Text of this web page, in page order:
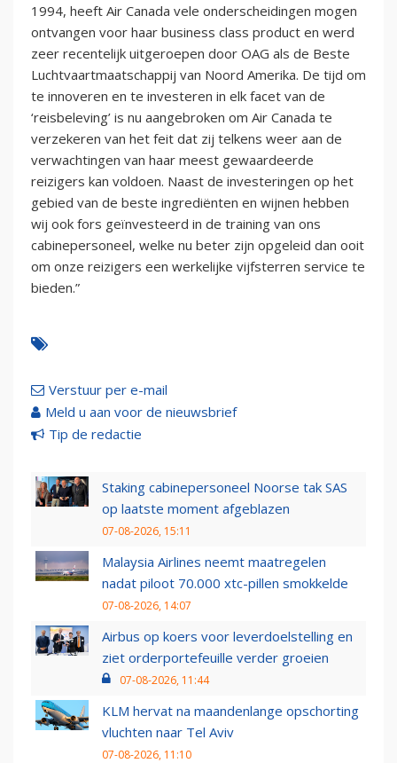
1994, heeft Air Canada vele onderscheidingen mogen
ontvangen voor haar business class product en werd
zeer recentelijk uitgeroepen door OAG als de Beste
Luchtvaartmaatschappij van Noord Amerika. De tijd om
te innoveren en te investeren in elk facet van de
‘reisbeleving’ is nu aangebroken om Air Canada te
verzekeren van het feit dat zij telkens weer aan de
verwachtingen van haar meest gewaardeerde
reizigers kan voldoen. Naast de investeringen op het
gebied van de beste ingrediënten en wijnen hebben
wij ook fors geïnvesteerd in de training van ons
cabinepersoneel, welke nu beter zijn opgeleid dan ooit
om onze reizigers een werkelijke vijfsterren service te
bieden.”
Verstuur per e-mail
Meld u aan voor de nieuwsbrief
Tip de redactie
Staking cabinepersoneel Noorse tak SAS
op laatste moment afgeblazen
07-08-2026, 15:11
Malaysia Airlines neemt maatregelen
nadat piloot 70.000 xtc-pillen smokkelde
07-08-2026, 14:07
Airbus op koers voor leverdoelstelling en
ziet orderportefeuille verder groeien
07-08-2026, 11:44
KLM hervat na maandenlange opschorting
vluchten naar Tel Aviv
07-08-2026, 11:10